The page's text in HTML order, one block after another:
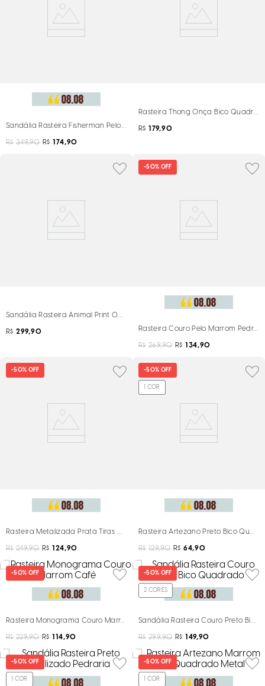
Sandália Rasteira Fisherman Pelo Couro Cobra
R$ 349,90 R$ 174,90
Rasteira Thong Onça Bico
R$ 179,90
Sandália Rasteira Animal Print Onça Pedraria
R$ 299,90
-50% OFF
Rasteira Couro Pelo Marrom
R$ 269,90 R$ 134,90
-50% OFF
Rasteira Metalizada Prata Tiras Cruzadas Metal
R$ 249,90 R$ 124,90
-50% OFF
COR
Rasteira Artezano Preto Bico
R$ 129,90 R$ 64,90
-50% OFF
Rasteira Monograma Couro Marrom Café
R$ 229,90 R$ 114,90
-50% OFF
2 CORES
Sandália Rasteira Couro Preto Bico
R$ 299,90 R$ 149,90
-50% OFF
COR
-50% OFF
COR